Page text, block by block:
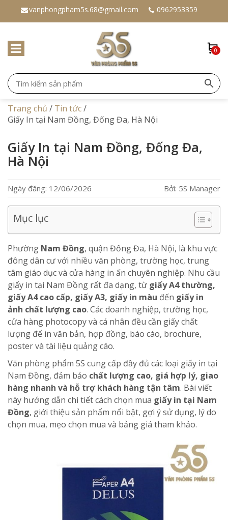
vanphongpham5s.68@gmail.com 0962953359
0
Trang chủ / Tin tức/
Giấy In tại Nam Đồng, Đống Đa, Hà Nội
Giấy In tại Nam Đồng, Đống Đa,
Hà Nội
Ngày đăng: 12/06/2026 Bởi: 5S Manager
Mục lục
Phường Nam Đồng, quận Đống Đa, Hà Nội, là khu vực
đông dân cư với nhiều văn phòng, trường học, trung
tâm giáo dục và cửa hàng in ấn chuyên nghiệp. Nhu cầu
giấy in tại Nam Đồng rất đa dạng, từ giấy A4 thường,
giấy A4 cao cấp, giấy A3, giấy in màu đến giấy in
ảnh chất lượng cao. Các doanh nghiệp, trường học,
cửa hàng photocopy và cá nhân đều cần giấy chất
lượng để in văn bản, hợp đồng, báo cáo, brochure,
poster và tài liệu quảng cáo.
Văn phòng phẩm 5S cung cấp đầy đủ các loại giấy in tại
Nam Đồng, đảm bảo chất lượng cao, giá hợp lý, giao
hàng nhanh và hỗ trợ khách hàng tận tâm. Bài viết
này hướng dẫn chi tiết cách chọn mua giấy in tại Nam
Đồng, giới thiệu sản phẩm nổi bật, gợi ý sử dụng, lý do
chọn mua, mẹo chọn mua và bảng giá tham khảo.